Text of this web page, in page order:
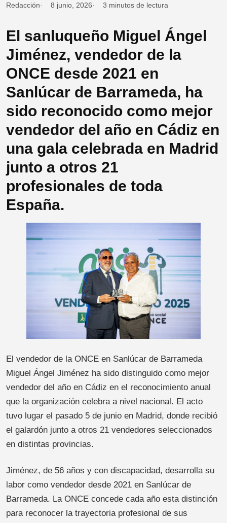
Redacción 8 junio, 2026 3 minutos de lectura
El sanluqueño Miguel Ángel
Jiménez, vendedor de la
ONCE desde 2021 en
Sanlúcar de Barrameda, ha
sido reconocido como mejor
vendedor del año en Cádiz en
una gala celebrada en Madrid
junto a otros 21
profesionales de toda
España.
El vendedor de la ONCE en Sanlúcar de Barrameda
Miguel Ángel Jiménez ha sido distinguido como mejor
vendedor del año en Cádiz en el reconocimiento anual
que la organización celebra a nivel nacional. El acto
tuvo lugar el pasado 5 de junio en Madrid, donde recibió
el galardón junto a otros 21 vendedores seleccionados
en distintas provincias.
Jiménez, de 56 años y con discapacidad, desarrolla su
labor como vendedor desde 2021 en Sanlúcar de
Barrameda. La ONCE concede cada año esta distinción
para reconocer la trayectoria profesional de sus